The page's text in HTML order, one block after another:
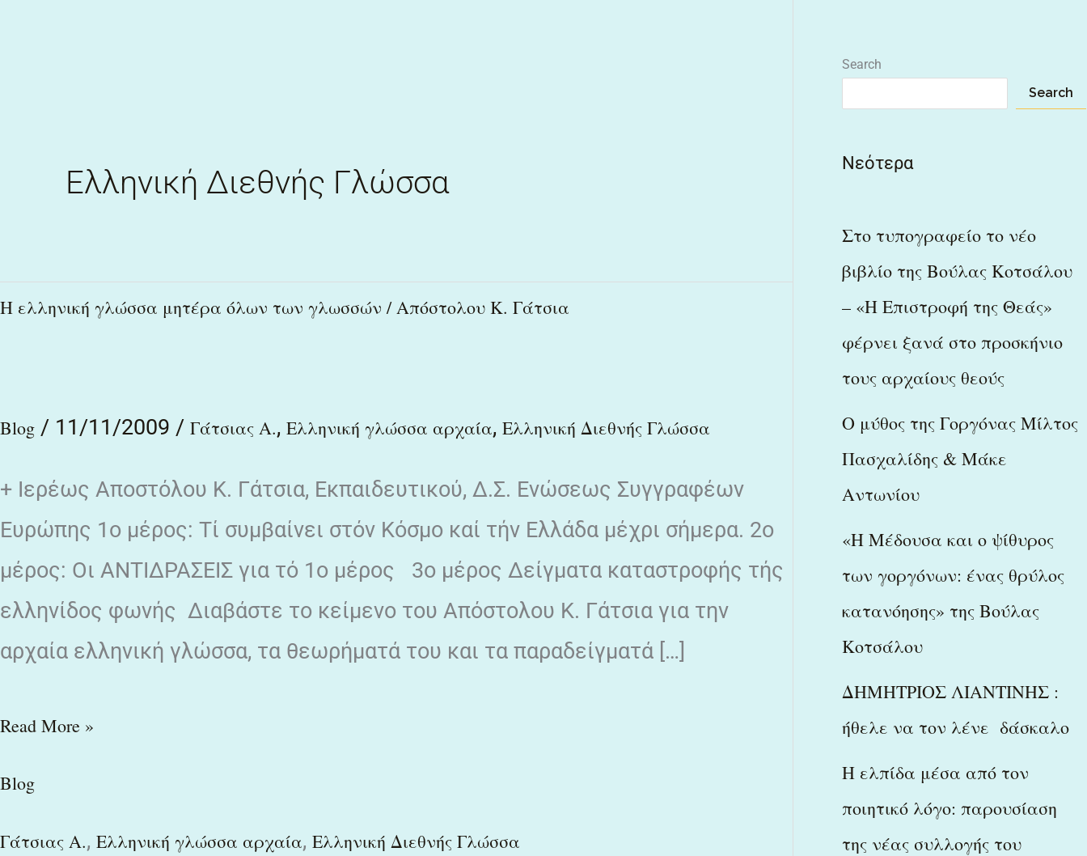
Ελληνική Διεθνής Γλώσσα
Η ελληνική γλώσσα μητέρα όλων των γλωσσών / Απόστολου Κ. Γάτσια
Blog / 11/11/2009 / Γάτσιας Α., Ελληνική γλώσσα αρχαία, Ελληνική Διεθνής Γλώσσα
+ Ιερέως Αποστόλου Κ. Γάτσια, Εκπαιδευτικού, Δ.Σ. Ενώσεως Συγγραφέων
Ευρώπης 1ο μέρος: Tί συμβαίνει στόν Κόσμο καί τήν Ελλάδα μέχρι σήμερα. 2ο
μέρος: Οι ΑΝΤΙΔΡΑΣΕΙΣ για τό 1ο μέρος 3ο μέρος Δείγματα καταστροφής τής
ελληνίδος φωνής Διαβάστε το κείμενο του Απόστολου Κ. Γάτσια για την
αρχαία ελληνική γλώσσα, τα θεωρήματά του και τα παραδείγματά […]
Η
όλων
γλωσσών
/
Απόστολου
Κ.
Γάτσια
Read More »
Blog
Γάτσιας Α., Ελληνική γλώσσα αρχαία, Ελληνική Διεθνής Γλώσσα
Search
Search
Νεότερα
Στο τυπογραφείο το νέο
βιβλίο της Βούλας Κοτσάλου
– «Η Επιστροφή της Θεάς»
φέρνει ξανά στο προσκήνιο
τους αρχαίους θεούς
Ο μύθος της Γοργόνας Μίλτος
Πασχαλίδης & Μάκε
Αντωνίου
«Η Μέδουσα και ο ψίθυρος
των γοργόνων: ένας θρύλος
κατανόησης» της Βούλας
Κοτσάλου
ΔΗΜΗΤΡΙΟΣ ΛΙΑΝΤΙΝΗΣ :
ήθελε να τον λένε δάσκαλο
Η ελπίδα μέσα από τον
ποιητικό λόγο: παρουσίαση
της νέας συλλογής του